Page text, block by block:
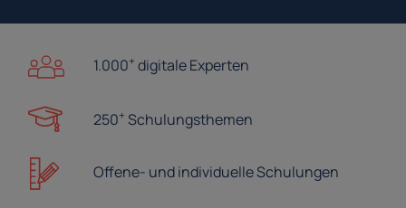
1.000+ digitale Experten
250+ Schulungsthemen
Offene- undindividuelle Schulungen